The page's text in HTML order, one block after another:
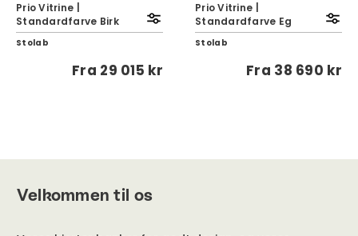
Prio Vitrine |
Standardfarve Birk
Stolab
Fra 29 015 kr
Prio Vitrine |
Standardfarve Eg
Stolab
Fra 38 690 kr
Velkommen til os